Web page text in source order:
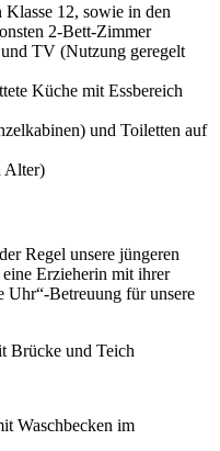
12, sowie in den
2-Bett-Zimmer
TV (Nutzung geregelt
Küche mit Essbereich
und Toiletten auf
Alter)
Regel unsere jüngeren
Erzieherin mit ihrer
Uhr“-Betreuung für unsere